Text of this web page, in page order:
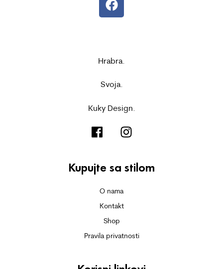
Hrabra.
Svoja.
Kuky Design.
Kupujte sa stilom
O nama
Kontakt
Shop
Pravila privatnosti